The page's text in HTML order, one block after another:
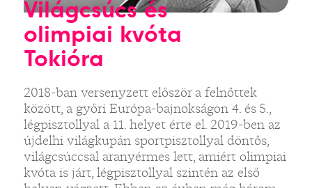
Világcsúcs és
olimpiai kvóta
Tokióra
2018-ban versenyzett először a felnőttek
között, a győri Európa-bajnokságon 4. és 5.,
légpisztollyal a 11. helyet érte el. 2019-ben az
újdelhi világkupán sportpisztollyal döntős,
világcsúccsal aranyérmes lett, amiért olimpiai
kvóta is járt, légpisztollyal szintén az első